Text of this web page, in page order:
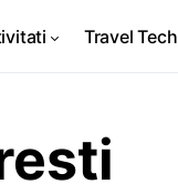
Travel Tech